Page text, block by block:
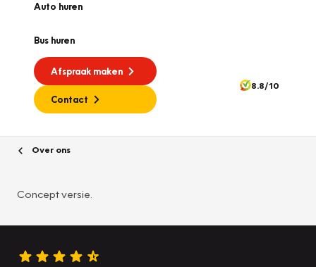
Auto huren
Bus huren
Afspraak maken
Contact
8.8/10
Over ons
Concept versie.